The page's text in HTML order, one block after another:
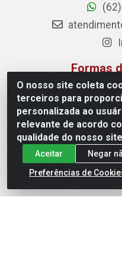
O nosso site coleta
terceiros para
personalizada ao
relevante de acordo
qualidade do nosso
Aceitar
Negar
Preferências de
Formas